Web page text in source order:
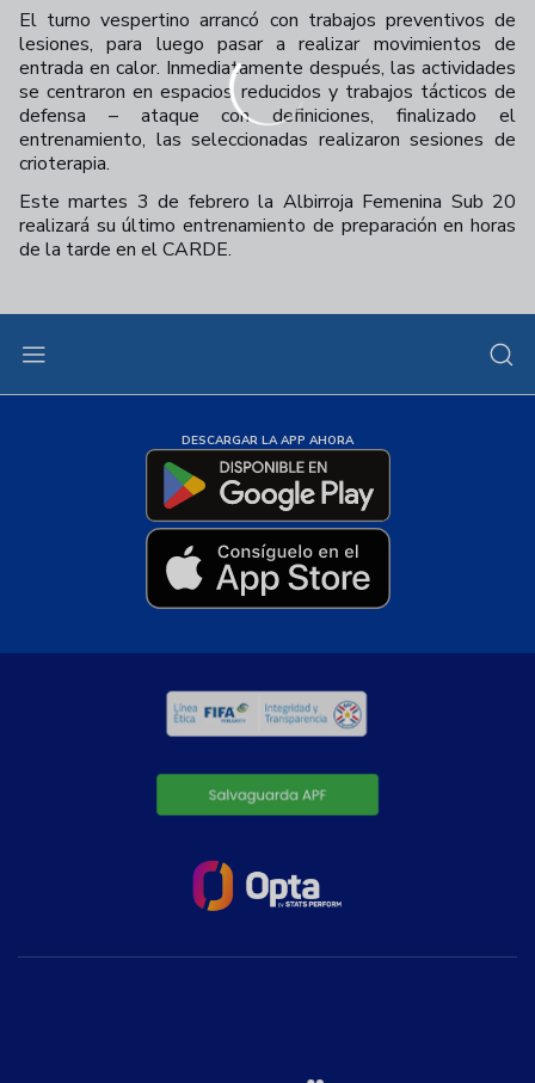
El turno vespertino arrancó con trabajos preventivos de
lesiones, para luego pasar a realizar movimientos de
entrada en calor. Inmediatamente después, las actividades
se centraron en espacios reducidos y trabajos tácticos de
defensa – ataque con definiciones, finalizado el
entrenamiento, las seleccionadas realizaron sesiones de
crioterapia.
Este martes 3 de febrero la Albirroja Femenina Sub 20
realizará su último entrenamiento de preparación en horas
de la tarde en el CARDE.
DESCARGAR LA APP AHORA